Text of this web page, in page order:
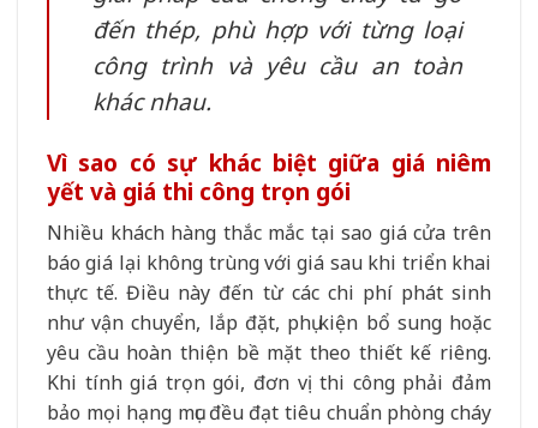
đến thép, phù hợp với từng loại
công trình và yêu cầu an toàn
khác nhau.
Vì sao có sự khác biệt giữa giá niêm
yết và giá thi công trọn gói
Nhiều khách hàng thắc mắc tại sao giá cửa trên
báo giá lại không trùng với giá sau khi triển khai
thực tế. Điều này đến từ các chi phí phát sinh
như vận chuyển, lắp đặt, phụ kiện bổ sung hoặc
yêu cầu hoàn thiện bề mặt theo thiết kế riêng.
Khi tính giá trọn gói, đơn vị thi công phải đảm
bảo mọi hạng mục đều đạt tiêu chuẩn phòng cháy